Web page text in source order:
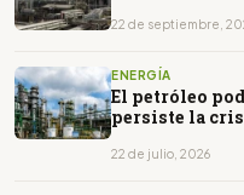
22 de septiembre,
ENERGÍA
El petróleo
persiste la
22 de julio, 2026